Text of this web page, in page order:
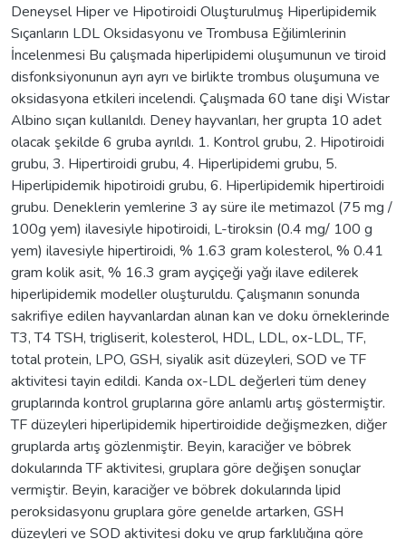
Deneysel Hiper ve Hipotiroidi Oluşturulmuş Hiperlipidemik
Sıçanların LDL Oksidasyonu ve Trombusa Eğilimlerinin
İncelenmesi Bu çalışmada hiperlipidemi oluşumunun ve tiroid
disfonksiyonunun ayrı ayrı ve birlikte trombus oluşumuna ve
oksidasyona etkileri incelendi. Çalışmada 60 tane dişi Wistar
Albino sıçan kullanıldı. Deney hayvanları, her grupta 10 adet
olacak şekilde 6 gruba ayrıldı. 1. Kontrol grubu, 2. Hipotiroidi
grubu, 3. Hipertiroidi grubu, 4. Hiperlipidemi grubu, 5.
Hiperlipidemik hipotiroidi grubu, 6. Hiperlipidemik hipertiroidi
grubu. Deneklerin yemlerine 3 ay süre ile metimazol (75 mg /
100g yem) ilavesiyle hipotiroidi, L-tiroksin (0.4 mg/ 100 g
yem) ilavesiyle hipertiroidi, % 1.63 gram kolesterol, % 0.41
gram kolik asit, % 16.3 gram ayçiçeği yağı ilave edilerek
hiperlipidemik modeller oluşturuldu. Çalışmanın sonunda
sakrifiye edilen hayvanlardan alınan kan ve doku örneklerinde
T3, T4 TSH, trigliserit, kolesterol, HDL, LDL, ox-LDL, TF,
total protein, LPO, GSH, siyalik asit düzeyleri, SOD ve TF
aktivitesi tayin edildi. Kanda ox-LDL değerleri tüm deney
gruplarında kontrol gruplarına göre anlamlı artış göstermiştir.
TF düzeyleri hiperlipidemik hipertiroidide değişmezken, diğer
gruplarda artış gözlenmiştir. Beyin, karaciğer ve böbrek
dokularında TF aktivitesi, gruplara göre değişen sonuçlar
vermiştir. Beyin, karaciğer ve böbrek dokularında lipid
peroksidasyonu gruplara göre genelde artarken, GSH
düzeyleri ve SOD aktivitesi doku ve grup farklılığına göre